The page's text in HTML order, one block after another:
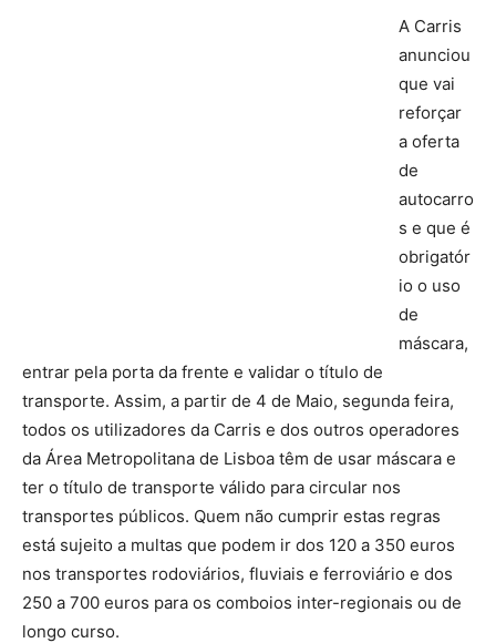
A Carris
anunciou
que vai
reforçar
a oferta
de
autocarro
s e que é
obrigatór
io o uso
de
máscara,
entrar pela porta da frente e validar o título de
transporte. Assim, a partir de 4 de Maio, segunda feira,
todos os utilizadores da Carris e dos outros operadores
da Área Metropolitana de Lisboa têm de usar máscara e
ter o título de transporte válido para circular nos
transportes públicos. Quem não cumprir estas regras
está sujeito a multas que podem ir dos 120 a 350 euros
nos transportes rodoviários, fluviais e ferroviário e dos
250 a 700 euros para os comboios inter-regionais ou de
longo curso.